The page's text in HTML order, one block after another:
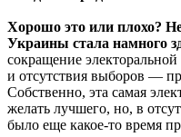
Хорошо это или плохо?
Украины стала намного
сокращение
и отсутствия выборов —
Собственно, эта самая
желать лучшего, но, в
было еще какое-то время